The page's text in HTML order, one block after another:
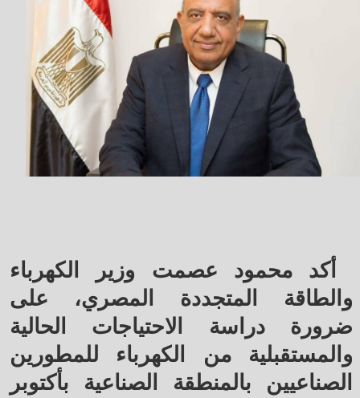
أكد محمود عصمت وزير الكهرباء
والطاقة المتجددة المصري، على
ضرورة دراسة الاحتياجات الحالية
والمستقبلية من الكهرباء للمطورين
الصناعيين بالمنطقة الصناعية بأكتوبر